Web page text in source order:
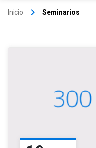
Inicio keyboard_arrow_right Seminarios